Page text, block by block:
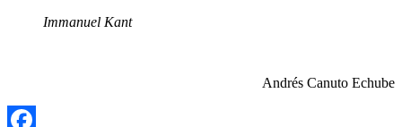
Immanuel Kant
Andrés Canuto Echube